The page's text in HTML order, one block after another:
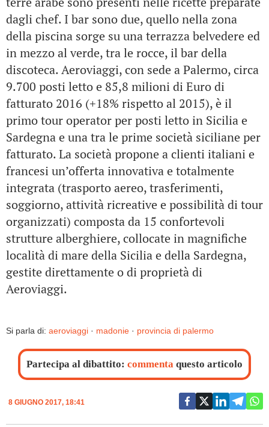
dagli chef. I bar sono due, quello nella zona
della piscina sorge su una terrazza belvedere ed
in mezzo al verde, tra le rocce, il bar della
discoteca.Aeroviaggi, con sede a Palermo, circa
9.700 posti letto e 85,8 milioni di Euro di
fatturato 2016 (+18% rispetto al 2015), è il
primo tour operator per posti letto in Sicilia e
Sardegna e una tra le prime società siciliane per
fatturato.La società propone a clienti italiani e
francesi un’offerta innovativa e totalmente
integrata (trasporto aereo, trasferimenti,
soggiorno, attività ricreative e possibilità di tour
organizzati) composta da 15 confortevoli
strutture alberghiere, collocate in magnifiche
località di mare della Sicilia e della Sardegna,
gestite direttamente o di proprietà di
Aeroviaggi.
Si parla di: aeroviaggi · madonie · provincia di palermo
Partecipa al dibattito: commenta questo articolo
8 GIUGNO 2017, 18:41